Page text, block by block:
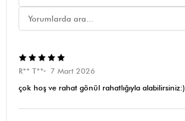
R** T**
7 Mart 2026
çok hoş ve rahat gönül rahatlığıyla alabilirsiniz:)